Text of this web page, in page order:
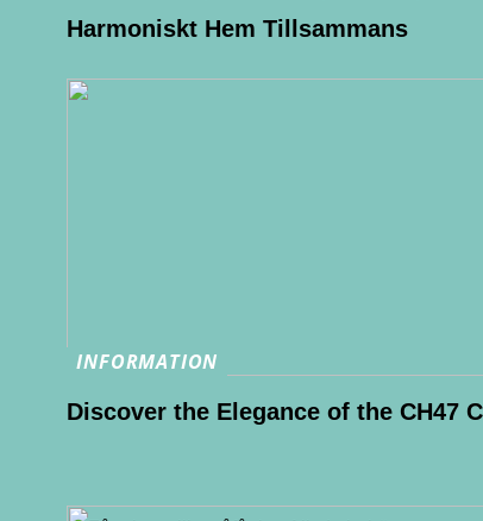
Harmoniskt Hem Tillsammans
INFORMATION
Discover the Elegance of the CH47